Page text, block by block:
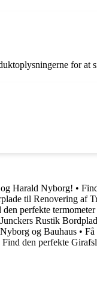
for at
Harald Nyborg! •
til Renovering af
den perfekte
Rustik
og Bauhaus • Få
Find den perfekte